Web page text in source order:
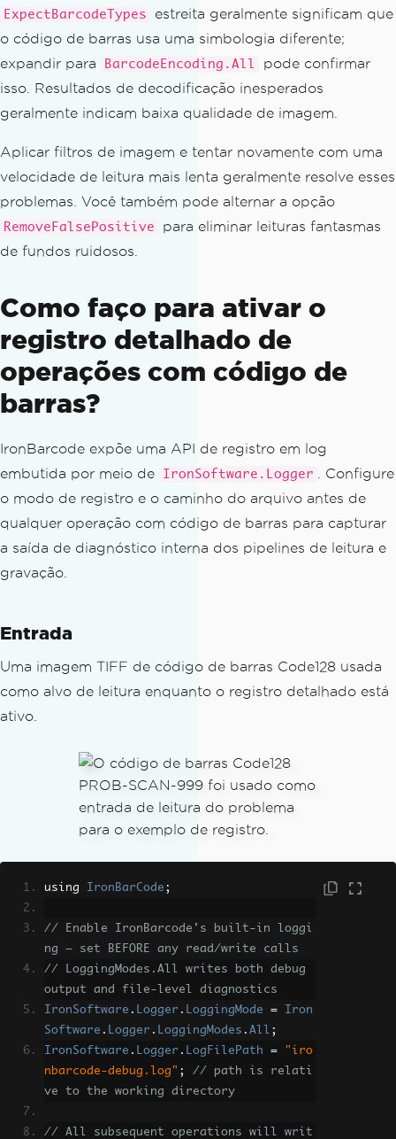
{options.Speed}");
Console.Error .WriteLine( $"  Actio
n: Retry with ReadingSpeed.ExtremeDeta
il or broaden ExpectBarcodeTypes"
else
foreach
( BarcodeResult result in r
esults)
// Points contains the four co
rner coordinates of the barcode in the
epresentative position indicator
string
pos
gth
> 0 ? $"{result.Points[0].X:F0},{r
esult.Points[0].Y:F0}"
"N/A";
"[{result.B
arcodeType}] {result.Value} "
ber}, Position: {pos})");
ExpectBarcodeTypes
estreita geralmente significam que
o código de barras usa uma simbologia diferente;
expandir para
BarcodeEncoding.All
pode confirmar
isso. Resultados de decodificação inesperados
geralmente indicam baixa qualidade de imagem.
Aplicar filtros de imagem e tentar novamente com uma
velocidade de leitura mais lenta geralmente resolve esses
problemas. Você também pode alternar a opção
RemoveFalsePositive
para eliminar leituras fantasmas
de fundos ruidosos.
Como faço para ativar o
registro detalhado de
operações com código de
barras?
IronBarcode expõe uma API de registro em log
embutida por meio de
IronSoftware.Logger
. Configure
o modo de registro e o caminho do arquivo antes de
qualquer operação com código de barras para capturar
a saída de diagnóstico interna dos pipelines de leitura e
gravação.
Entrada
Uma imagem TIFF de código de barras Code128 usada
como alvo de leitura enquanto o registro detalhado está
ativo.
using IronBarCode ;
// Enable IronBarcode's built-in loggi
ng — set BEFORE any read/write calls
// LoggingModes.All writes both debug
output and file-level diagnostics
IronSoftware . Logger . LoggingMode =
Iron
Software . Logger . LoggingModes . All ;
IronSoftware . Logger . LogFilePath =
"iro
nbarcode-debug.log" ;
// path is relati
ve to the working directory
// All subsequent operations will writ